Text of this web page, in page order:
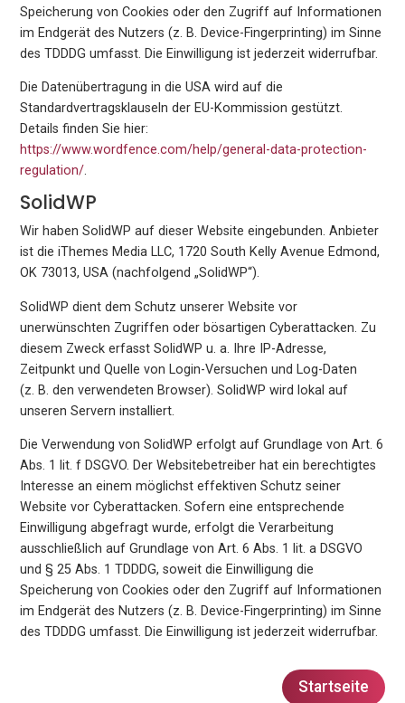
Speicherung von Cookies oder den Zugriff auf Informationen
im Endgerät des Nutzers (z. B. Device-Fingerprinting) im Sinne
des TDDDG umfasst. Die Einwilligung ist jederzeit widerrufbar.
Die Datenübertragung in die USA wird auf die
Standardvertragsklauseln der EU-Kommission gestützt.
Details finden Sie hier:
https://www.wordfence.com/help/general-data-protection-
regulation/.
SolidWP
Wir haben SolidWP auf dieser Website eingebunden. Anbieter
ist die iThemes Media LLC, 1720 South Kelly Avenue Edmond,
OK 73013, USA (nachfolgend „SolidWP“).
SolidWP dient dem Schutz unserer Website vor
unerwünschten Zugriffen oder bösartigen Cyberattacken. Zu
diesem Zweck erfasst SolidWP u. a. Ihre IP-Adresse,
Zeitpunkt und Quelle von Login-Versuchen und Log-Daten
(z. B. den verwendeten Browser). SolidWP wird lokal auf
unseren Servern installiert.
Die Verwendung von SolidWP erfolgt auf Grundlage von Art. 6
Abs. 1 lit. f DSGVO. Der Websitebetreiber hat ein berechtigtes
Interesse an einem möglichst effektiven Schutz seiner
Website vor Cyberattacken. Sofern eine entsprechende
Einwilligung abgefragt wurde, erfolgt die Verarbeitung
ausschließlich auf Grundlage von Art. 6 Abs. 1 lit. a DSGVO
und § 25 Abs. 1 TDDDG, soweit die Einwilligung die
Speicherung von Cookies oder den Zugriff auf Informationen
im Endgerät des Nutzers (z. B. Device-Fingerprinting) im Sinne
des TDDDG umfasst. Die Einwilligung ist jederzeit widerrufbar.
Startseite